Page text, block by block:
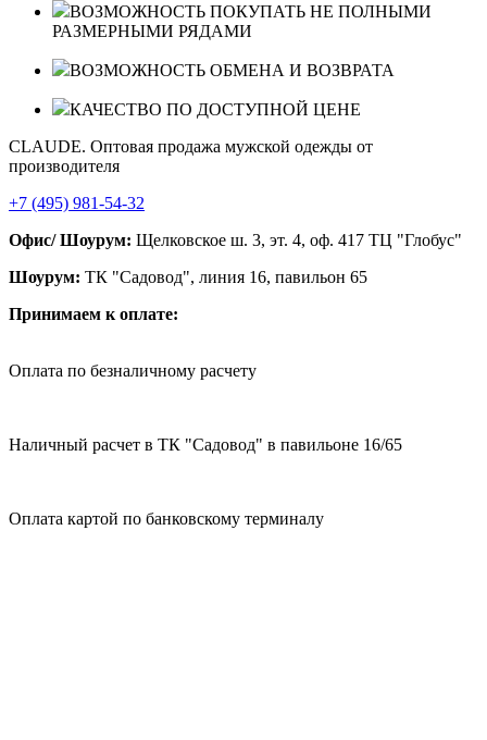
ВОЗМОЖНОСТЬ ПОКУПАТЬ НЕ ПОЛНЫМИ
РАЗМЕРНЫМИ РЯДАМИ
ВОЗМОЖНОСТЬ ОБМЕНА И ВОЗВРАТА
КАЧЕСТВО ПО ДОСТУПНОЙ ЦЕНЕ
CLAUDE. Оптовая продажа мужской одежды от
производителя
+7 (495) 981-54-32
Офис/ Шоурум: Щелковское ш. 3, эт. 4, оф. 417 ТЦ "Глобус"
Шоурум: ТК "Садовод", линия 16, павильон 65
Принимаем к оплате:
Оплата по безналичному расчету
Наличный расчет в ТК "Садовод" в павильоне 16/65
Оплата картой по банковскому терминалу